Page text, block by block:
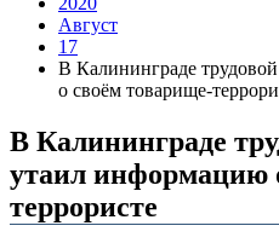
Август
17
В Калининграде
о своём товарище-
В Калининграде
утаил информацию
террористе